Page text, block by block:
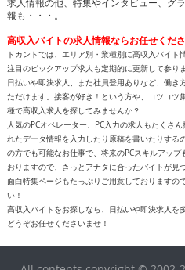
日払いや即決求人、また社員登用ありなど、働き
ただけます。接客が好き！という方や、コツコツ
人気のPCオペレーター、PC入力の求人もたくさ
れたデータ情報を入力したり原稿を書いたりする
の方でも可能なお仕事で、将来のPCスキルアップ
おりますので、きっとアナタに合ったバイトが見
面白特集ページもたっぷりご用意しておりますの
い！
高収入バイトをお探しなら、日払いや即決求人を
どうぞお任せくださいませ！
All contents copyright © 2002-
reserved. 掲載記事、写真、イ